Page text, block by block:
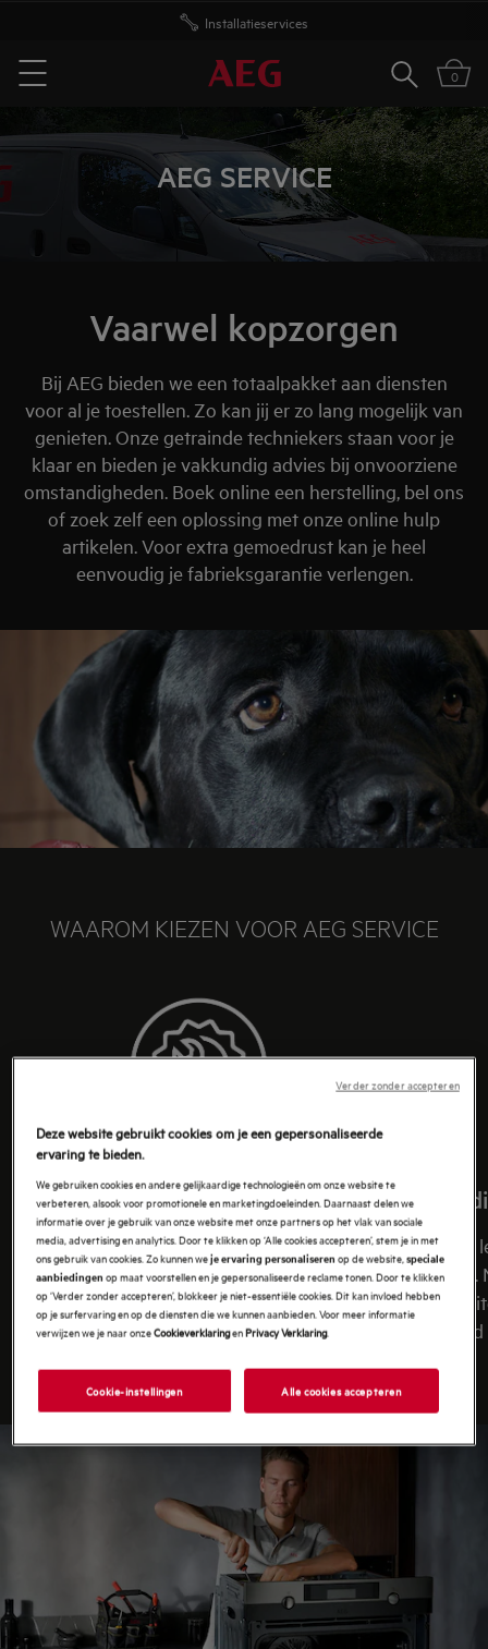
Gratis levering vanaf 50 euro
Menu
Zoeken0
AEG SERVICE
Vaarwel kopzorgen
Bij AEG bieden we een totaalpakket aan diensten
voor al je toestellen. Zo kan jij er zo lang mogelijk van
genieten. Onze getrainde techniekers staan voor je
klaar en bieden je vakkundig advies bij onvoorziene
omstandigheden. Boek online een herstelling, bel ons
of zoek zelf een oplossing met onze online hulp
artikelen. Voor extra gemoedrust kan je heel
eenvoudig je fabrieksgarantie verlengen.
WAAROM KIEZEN VOOR AEG SERVICE
Volledige dekking.
We begrijpen hoe belangrijk onze
toestellen zijn in jouw dagelijks leven.
Daarom bieden we verschillende soorten
garanties aan. Zo ben je gedekt bij
Een lange
belangrijk.
altijd
Deze website gebruikt cookies om je een gepersonaliseerde
ervaring te bieden.
We gebruiken cookies en andere gelijkaardige technologieën om onze website te
verbeteren, alsook voor promotionele en marketingdoeleinden. Daarnaast delen we
informatie over je gebruik van onze website met onze partners op het vlak van sociale
media, advertising en analytics. Door te klikken op ‘Alle cookies accepteren’, stem je in met
ons gebruik van cookies. Zo kunnen weje ervaring personaliseren op de website,speciale
aanbiedingen op maat voorstellen en je gepersonaliseerde reclame tonen. Door te klikken
op ‘Verder zonder accepteren’, blokkeer je niet-essentiële cookies. Dit kan invloed hebben
op je surfervaring en op de diensten die we kunnen aanbieden. Voor meer informatie
verwijzen we je naar onzeCookieverklaringenPrivacy Verklaring.
Cookie-instellingen Alle cookies accepteren
Verder zonder accepteren